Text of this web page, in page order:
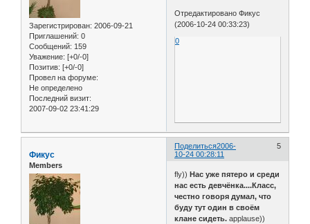
Зарегистрирован: 2006-09-21
Приглашений: 0
Сообщений: 159
Уважение: [+0/-0]
Позитив: [+0/-0]
Провел на форуме:
Не определено
Последний визит:
2007-09-02 23:41:29
Отредактировано Фикус
(2006-10-24 00:33:23)
0
Поделиться 5
2006-
10-24 00:28:11
Фикус
Members
fly)) Нас уже пятеро и среди
нас есть девчёнка....Класс,
честно говоря думал, что
буду тут один в своём
клане сидеть. applause))